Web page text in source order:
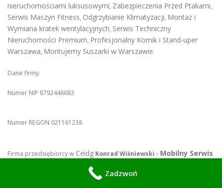
nieruchomościami luksusowymi, Zabezpieczenia Przed Ptakami,
Serwis Maszyn Fitness, Odgrzybianie Klimatyzacji, Montaż i
Wymiana kratek wentylacyjnych, Serwis Techniczny
Nieruchomości Premium, Profesjonalny Komik i Stand-uper
Warszawa, Montujemy Suszarki w Warszawie.
Dane firmy:
Numer NIP 8792446683
Numer REGON 021161238
Firma przedsiębiorcy w Ceidg Konrad Wiśniewski - Mobilny Serwis
Zadzwoń